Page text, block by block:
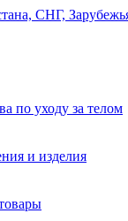
по уходу за телом
и изделия